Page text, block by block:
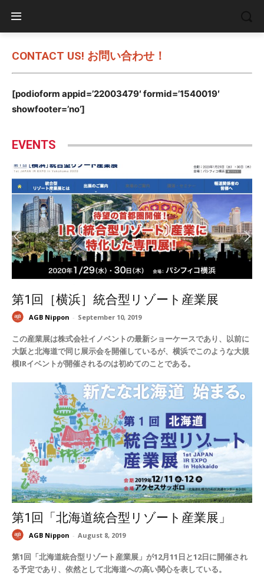
CONTACT US! お問い合わせ！
[podioform appid=’22003479′ formid=’1540019′
showfooter=’no’]
EVENTS
第1回［横浜］統合型リゾート産業展
AGB Nippon - September 10, 2019
この産業展は株式会社イノベントの最新ショーケースであり、以前に
大阪と北海道で同じ展示会を開催しているが、横浜でこのような大規
模IRイベントが開催されるのは初めてのことである。
第1回「北海道統合型リゾート産業展」
AGB Nippon - August 8, 2019
第1回「北海道統合型リゾート産業展」が12月11日と12日に開催され
る予定であり、依然として北海道への高い関心を表している。